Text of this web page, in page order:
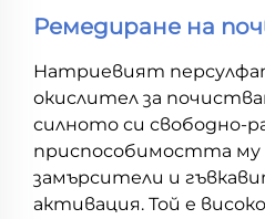
Ремедиране на
Натриевият
окислител за
силното си свободно-
приспособимостта
замърсители и
активация. Той е